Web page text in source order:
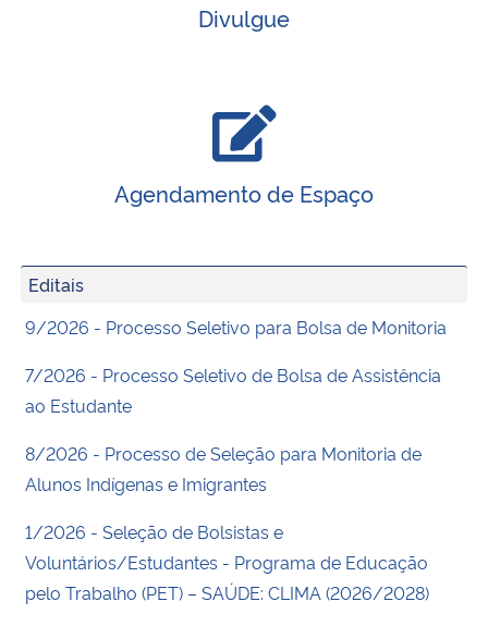
Divulgue
Agendamento de Espaço
Editais
9/2026 - Processo Seletivo para Bolsa de Monitoria
7/2026 - Processo Seletivo de Bolsa de Assistência
ao Estudante
8/2026 - Processo de Seleção para Monitoria de
Alunos Indígenas e Imigrantes
1/2026 - Seleção de Bolsistas e
Voluntários/Estudantes - Programa de Educação
pelo Trabalho (PET) – SAÚDE: CLIMA (2026/2028)